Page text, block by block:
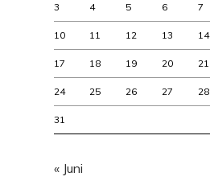
3 4 5 6 7
10 11 12 13 14
17 18 19 20 21
24 25 26 27 28
31
« Juni